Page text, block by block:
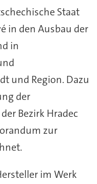
Staat
in den Ausbau der
in
und Region. Dazu
der
Bezirk Hradec
zur
im Werk